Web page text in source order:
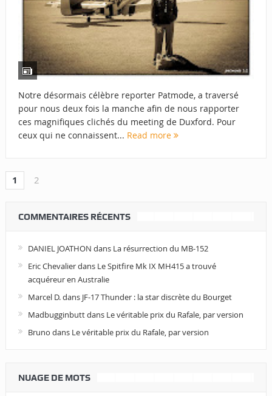
Notre désormais célèbre reporter Patmode, a traversé
pour nous deux fois la manche afin de nous rapporter
ces magnifiques clichés du meeting de Duxford. Pour
ceux qui ne connaissent... Read more
1 2
COMMENTAIRES RÉCENTS
DANIEL JOATHON dans La résurrection du MB-152
Eric Chevalierdans Le Spitfire Mk IX MH415 a trouvé
acquéreur en Australie
Marcel D.dans JF-17 Thunder : la star discrète du Bourget
Madbugginbuttdans Le véritable prix du Rafale, par version
Bruno dans Le véritable prix du Rafale, par version
NUAGE DE MOTS